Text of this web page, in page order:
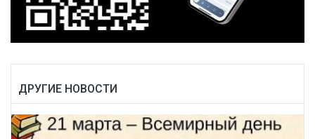
ДРУГИЕ НОВОСТИ